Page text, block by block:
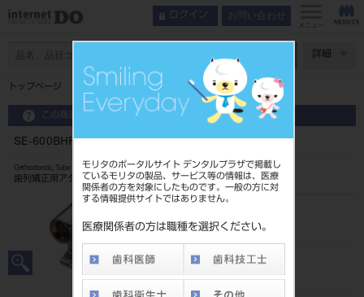
モリタのポータルサイト デンタルプラザで掲載し
ているモリタの製品、サービス等の情報は、医療
関係者の方を対象にしたものです。一般の方に対
する情報提供サイトではありません。
医療関係者の方は職種を選択ください。
ログイン お問い合わせ
メニュー
詳細
トップページ SE-600BHR バッカル シングルチューブ
この商品に関するお問い合わせ
SE-600BHR バッカル シングルチューブ
Orthodontic, Tube
歯列矯正用アタッチメント
206850707
JAN/EANコード